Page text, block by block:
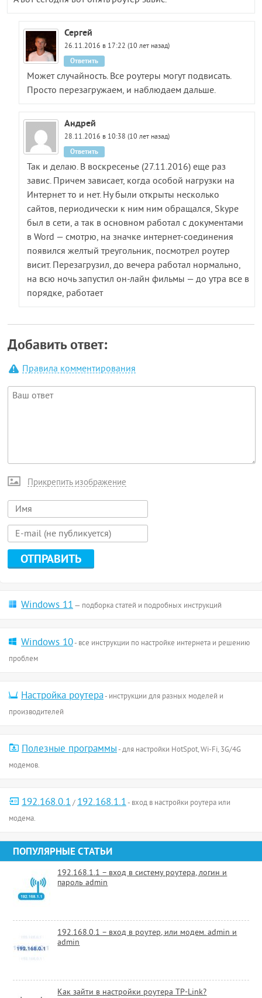
Сергей
26.11.2016 в 17:22 (10 лет назад)
Может случайность. Все роутеры могут подвисать.
Просто перезагружаем, и наблюдаем дальше.
Ответить
Андрей
28.11.2016 в 10:38 (10 лет назад)
Так и делаю. В воскресенье (27.11.2016) еще раз
завис. Причем зависает, когда особой нагрузки на
Интернет то и нет. Ну были открыты несколько
сайтов, периодически к ним ним обращался, Skype
был в сети, а так в основном работал с документами
в Word — смотрю, на значке интернет-соединения
появился желтый треугольник, посмотрел роутер
висит. Перезагрузил, до вечера работал нормально,
на всю ночь запустил он-лайн фильмы — до утра все в
порядке, работает
Ответить
Добавить ответ:
Правила комментирования
Прикрепить изображение
Windows 11— подборка статей и подробных инструкций
Windows 10- все инструкции по настройке интернета и решению
проблем
Настройка роутера- инструкции для разных моделей и
производителей
Полезные программы- для настройки HotSpot, Wi-Fi, 3G/4G
модемов.
192.168.0.1/192.168.1.1- вход в настройки роутера или
модема.
ПОПУЛЯРНЫЕ СТАТЬИ
192.168.1.1 – вход в систему роутера, логин и
пароль admin
192.168.0.1 – вход в роутер, или модем. admin и
admin
Как зайти в настройки роутера TP-Link?